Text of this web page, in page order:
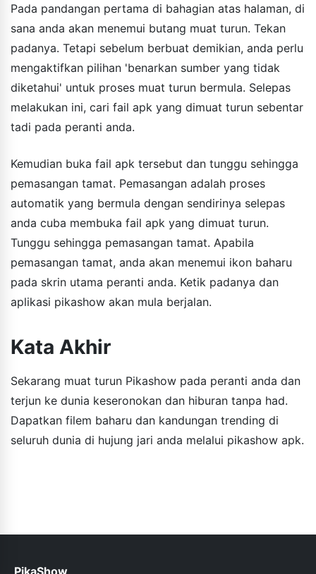
Pada pandangan pertama di bahagian atas halaman, di
sana anda akan menemui butang muat turun. Tekan
padanya. Tetapi sebelum berbuat demikian, anda perlu
mengaktifkan pilihan 'benarkan sumber yang tidak
diketahui' untuk proses muat turun bermula. Selepas
melakukan ini, cari fail apk yang dimuat turun sebentar
tadi pada peranti anda.
Kemudian buka fail apk tersebut dan tunggu sehingga
pemasangan tamat. Pemasangan adalah proses
automatik yang bermula dengan sendirinya selepas
anda cuba membuka fail apk yang dimuat turun.
Tunggu sehingga pemasangan tamat. Apabila
pemasangan tamat, anda akan menemui ikon baharu
pada skrin utama peranti anda. Ketik padanya dan
aplikasi pikashow akan mula berjalan.
Kata Akhir
Sekarang muat turun Pikashow pada peranti anda dan
terjun ke dunia keseronokan dan hiburan tanpa had.
Dapatkan filem baharu dan kandungan trending di
seluruh dunia di hujung jari anda melalui pikashow apk.
PikaShow